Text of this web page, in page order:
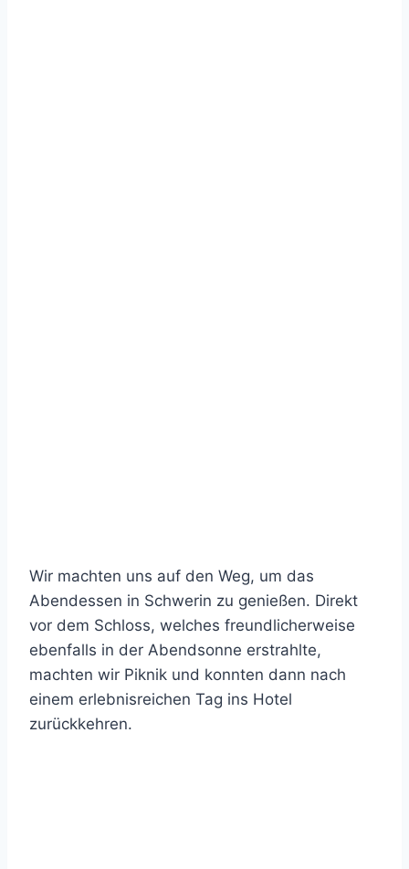
Wir machten uns auf den Weg, um das
Abendessen in Schwerin zu genießen. Direkt
vor dem Schloss, welches freundlicherweise
ebenfalls in der Abendsonne erstrahlte,
machten wir Piknik und konnten dann nach
einem erlebnisreichen Tag ins Hotel
zurückkehren.